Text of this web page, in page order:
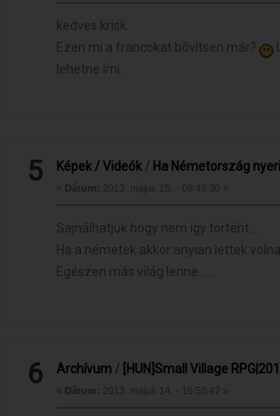
kedves krisk.
Ezen mi a francokat bõvítsen már?
lehetne írni.
5 Képek / Videók / Ha Németország
« Dátum: 2013. május 15. - 08:49:30 »
Sajnálhatjuk hogy nem így történt....
Ha a németek akkor anyian lettek
Egészen más világ lenne......
6 Archívum / [HUN]Small Village
« Dátum: 2013. május 14. - 16:50:47 »